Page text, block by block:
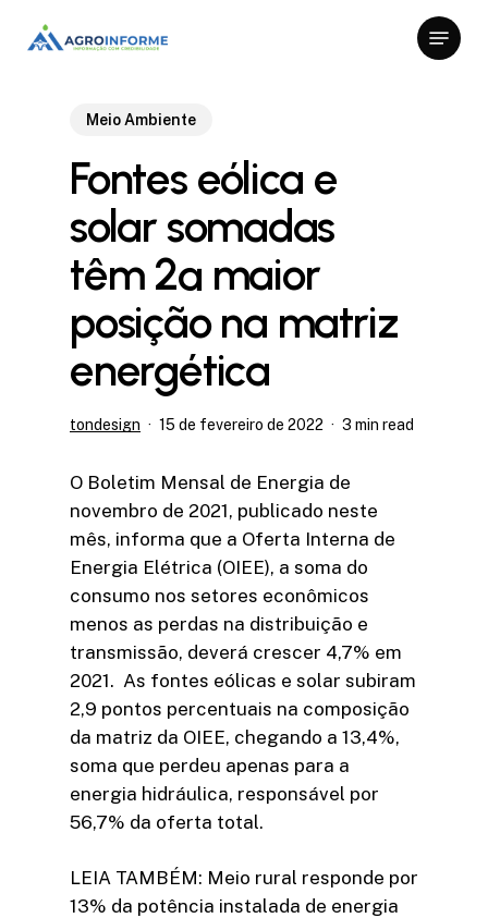
Menu
Meio Ambiente
Fontes eólica e
solar somadas
têm 2ª maior
posição na matriz
energética
tondesign 15 de fevereiro de 2022 3 min read
O Boletim Mensal de Energia de
novembro de 2021, publicado neste
mês, informa que a Oferta Interna de
Energia Elétrica (OIEE), a soma do
consumo nos setores econômicos
menos as perdas na distribuição e
transmissão, deverá crescer 4,7% em
2021. As fontes eólicas e solar subiram
2,9 pontos percentuais na composição
da matriz da OIEE, chegando a 13,4%,
soma que perdeu apenas para a
energia hidráulica, responsável por
56,7% da oferta total.
LEIA TAMBÉM: Meio rural responde por
13% da potência instalada de energia